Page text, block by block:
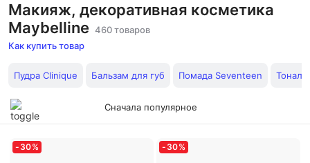
Макияж, декоративная косметика
Maybelline 460 товаров
Как купить товар
Пудра Clinique Бальзам для губ Помада Seventeen
Сначала популярное
- 30% - 30%